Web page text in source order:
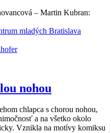
– Martin Kubran:
mladých Bratislava
nohou
chlapca s chorou nohou,
a na všetko okolo
Vznikla na motívy komiksu